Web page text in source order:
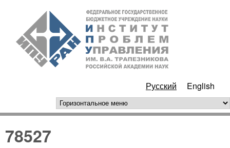
Перейти к основному
содержанию
РАН
Русский English
горизонтальное меню
78527